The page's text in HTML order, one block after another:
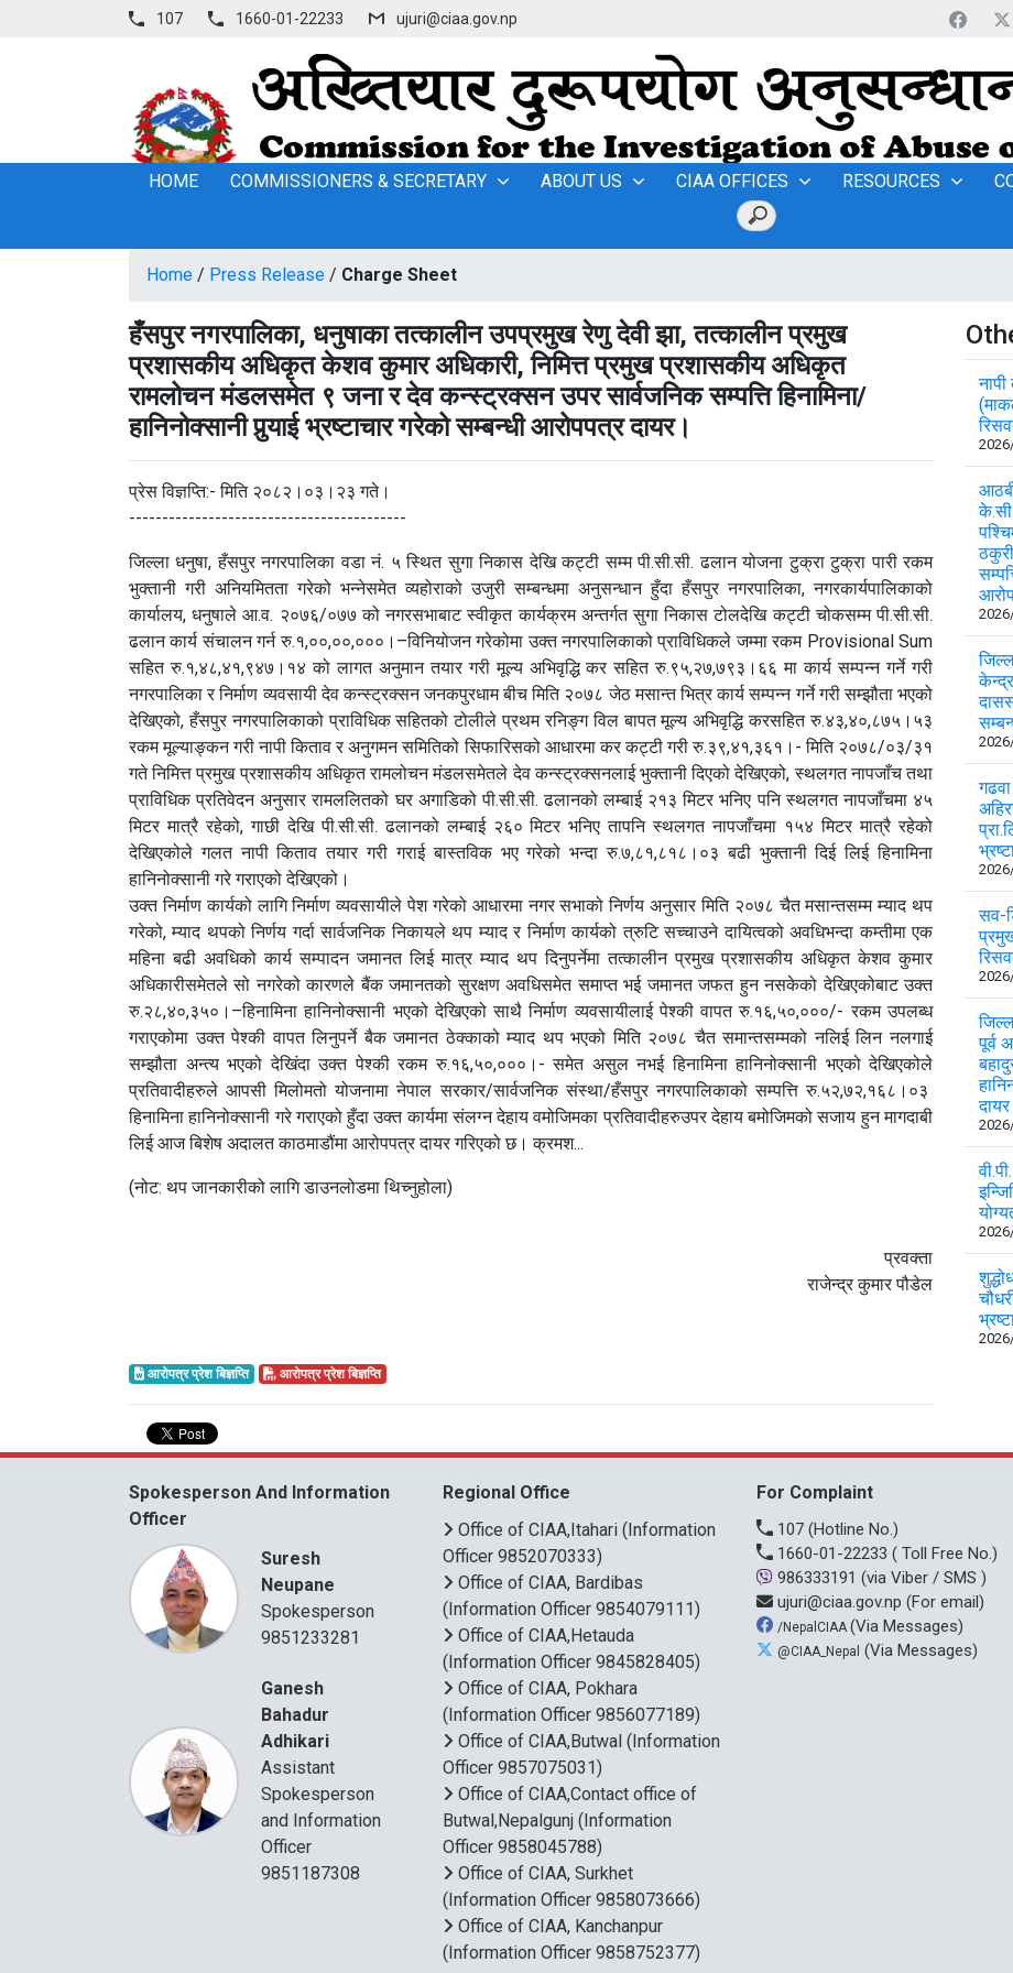
107 1660-01-22233 ujuri@ciaa.gov.np
HOME COMMISSIONERS & SECRETARY ABOUT US CIAA OFFICES RESOURCES
Home / Press Release / Charge Sheet
हँसपुर नगरपालिका, धनुषाका तत्कालीन उपप्रमुख रेणु देवी झा, तत्कालीन प्रमुख
प्रशासकीय अधिकृत केशव कुमार अधिकारी, निमित्त प्रमुख प्रशासकीय अधिकृत
रामलोचन मंडलसमेत ९ जना र देव कन्स्ट्रक्सन उपर सार्वजनिक सम्पत्ति हिनामिना/
हानिनोक्सानी पुर्‍याई भ्रष्टाचार गरेको सम्बन्धी आरोपपत्र दायर।
प्रेस विज्ञप्ति:- मिति २०८२।०३।२३ गते।
------------------------------------------
जिल्ला धनुषा, हँसपुर नगरपालिका वडा नं. ५ स्थित सुगा निकास देखि कट्टी सम्म पी.सी.सी. ढलान योजना टुक्रा टुक्रा पारी रकम
भुक्तानी गरी अनियमितता गरेको भन्नेसमेत व्यहोराको उजुरी सम्बन्धमा अनुसन्धान हुँदा हँसपुर नगरपालिका, नगरकार्यपालिकाको
कार्यालय, धनुषाले आ.व. २०७६/०७७ को नगरसभाबाट स्वीकृत कार्यक्रम अन्तर्गत सुगा निकास टोलदेखि कट्टी चोकसम्म पी.सी.सी.
ढलान कार्य संचालन गर्न रु.१,००,००,०००।–विनियोजन गरेकोमा उक्त नगरपालिकाको प्राविधिकले जम्मा रकम Provisional Sum
सहित रु.१,४८,४१,९४७।१४ को लागत अनुमान तयार गरी मूल्य अभिवृद्धि कर सहित रु.९५,२७,७९३।६६ मा कार्य सम्पन्न गर्ने गरी
नगरपालिका र निर्माण व्यवसायी देव कन्स्ट्रक्सन जनकपुरधाम बीच मिति २०७८ जेठ मसान्त भित्र कार्य सम्पन्न गर्ने गरी सम्झौता भएको
देखिएको, हँसपुर नगरपालिकाको प्राविधिक सहितको टोलीले प्रथम रनिङ्ग विल बापत मूल्य अभिवृद्धि करसहित रु.४३,४०,८७५।५३
रकम मूल्याङ्कन गरी नापी किताव र अनुगमन समितिको सिफारिसको आधारमा कर कट्टी गरी रु.३९,४१,३६१।- मिति २०७८/०३/३१
गते निमित्त प्रमुख प्रशासकीय अधिकृत रामलोचन मंडलसमेतले देव कन्स्ट्रक्सनलाई भुक्तानी दिएको देखिएको, स्थलगत नापजाँच तथा
प्राविधिक प्रतिवेदन अनुसार रामललितको घर अगाडिको पी.सी.सी. ढलानको लम्बाई २१३ मिटर भनिए पनि स्थलगत नापजाँचमा ४५
मिटर मात्रै रहेको, गाछी देखि पी.सी.सी. ढलानको लम्बाई २६० मिटर भनिए तापनि स्थलगत नापजाँचमा १५४ मिटर मात्रै रहेको
देखिएकोले गलत नापी किताव तयार गरी गराई बास्तविक भए गरेको भन्दा रु.७,८१,८१८।०३ बढी भुक्तानी दिई लिई हिनामिना
हानिनोक्सानी गरे गराएको देखिएको।
उक्त निर्माण कार्यको लागि निर्माण व्यवसायीले पेश गरेको आधारमा नगर सभाको निर्णय अनुसार मिति २०७८ चैत मसान्तसम्म म्याद थप
गरेको, म्याद थपको निर्णय गर्दा सार्वजनिक निकायले थप म्याद र निर्माण कार्यको त्रुटि सच्चाउने दायित्वको अवधिभन्दा कम्तीमा एक
महिना बढी अवधिको कार्य सम्पादन जमानत लिई मात्र म्याद थप दिनुपर्नेमा तत्कालीन प्रमुख प्रशासकीय अधिकृत केशव कुमार
अधिकारीसमेतले सो नगरेको कारणले बैंक जमानतको सुरक्षण अवधिसमेत समाप्त भई जमानत जफत हुन नसकेको देखिएकोबाट उक्त
रु.२८,४०,३५०।–हिनामिना हानिनोक्सानी भएको देखिएको साथै निर्माण व्यवसायीलाई पेश्की वापत रु.१६,५०,०००/- रकम उपलब्ध
गराएकोमा उक्त पेश्की वापत लिनुपर्ने बैक जमानत ठेक्काको म्याद थप भएको मिति २०७८ चैत समान्तसम्मको नलिई लिन नलगाई
सम्झौता अन्त्य भएको देखिंदा उक्त पेश्की रकम रु.१६,५०,०००।- समेत असुल नभई हिनामिना हानिनोक्सानी भएको देखिएकोले
प्रतिवादीहरुले आपसी मिलोमतो योजनामा नेपाल सरकार/सार्वजनिक संस्था/हँसपुर नगरपालिकाको सम्पत्ति रु.५२,७२,१६८।०३
हिनामिना हानिनोक्सानी गरे गराएको हुँदा उक्त कार्यमा संलग्न देहाय वमोजिमका प्रतिवादीहरुउपर देहाय बमोजिमको सजाय हुन मागदाबी
लिई आज बिशेष अदालत काठमाडौंमा आरोपपत्र दायर गरिएको छ। क्रमश...
(नोट: थप जानकारीको लागि डाउनलोडमा थिच्नुहोला)
प्रवक्ता
राजेन्द्र कुमार पौडेल
आरोपत्र प्रेश बिज्ञप्ति आरोपत्र प्रेश बिज्ञप्ति
सव-
पूर्व
Spokesperson And Information
Officer
Suresh
Neupane
Spokesperson
9851233281
Ganesh
Bahadur
Adhikari
Assistant
Spokesperson
and Information
Officer
9851187308
Regional Office
Office of CIAA,Itahari (Information
Officer 9852070333)
Office of CIAA, Bardibas
(Information Officer 9854079111)
Office of CIAA,Hetauda
(Information Officer 9845828405)
Office of CIAA, Pokhara
(Information Officer 9856077189)
Office of CIAA,Butwal (Information
Officer 9857075031)
Office of CIAA,Contact office of
Butwal,Nepalgunj (Information
Officer 9858045788)
Office of CIAA, Surkhet
(Information Officer 9858073666)
Office of CIAA, Kanchanpur
(Information Officer 9858752377)
For Complaint
107 (Hotline No.)
1660-01-22233 ( Toll Free No.)
986333191 (via Viber / SMS )
ujuri@ciaa.gov.np (For email)
/NepalCIAA (Via Messages)
@CIAA_Nepal (Via Messages)